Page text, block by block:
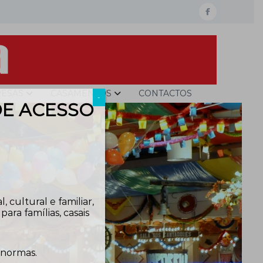
facebook
CASAMENTOS CONTACTOS
ACESSO
cultural e familiar,
famílias, casais
-